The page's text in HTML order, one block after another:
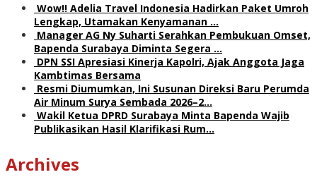
Wow!! Adelia Travel Indonesia Hadirkan Paket Umroh
Lengkap, Utamakan Kenyamanan …
Manager AG Ny Suharti Serahkan Pembukuan Omset,
Bapenda Surabaya Diminta Segera …
DPN SSI Apresiasi Kinerja Kapolri, Ajak Anggota Jaga
Kambtimas Bersama
Resmi Diumumkan, Ini Susunan Direksi Baru Perumda
Air Minum Surya Sembada 2026–2…
Wakil Ketua DPRD Surabaya Minta Bapenda Wajib
Publikasikan Hasil Klarifikasi Rum…
Archives